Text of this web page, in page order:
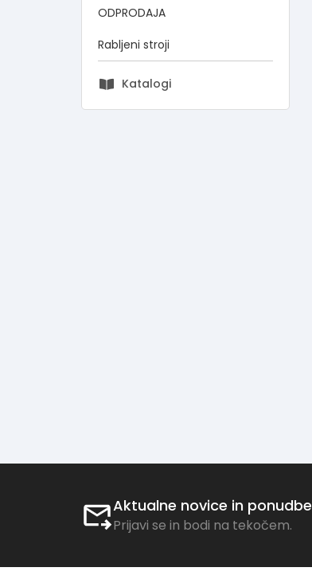
ODPRODAJA
Rabljeni stroji
Katalogi
Aktualne novice in ponudbe
Prijavi se in bodi na tekočem.